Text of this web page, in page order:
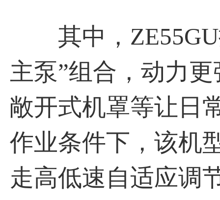
其中，ZE55GU
主泵”组合，动力
敞开式机罩等让日
作业条件下，该机
走高低速自适应调